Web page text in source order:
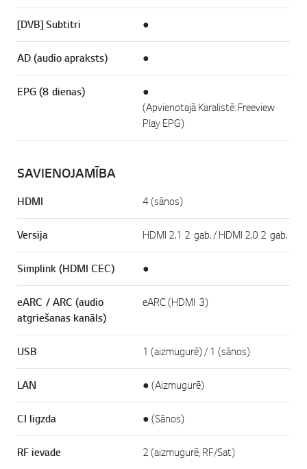
[DVB] Subtitri ●
AD (audio apraksts) ●
EPG (8 dienas)
●
(Apvienotajā Karalistē: Freeview
Play EPG)
SAVIENOJAMĪBA
HDMI 4 (sānos)
Versija HDMI 2.1 2 gab. / HDMI 2.0 2 gab.
Simplink (HDMI CEC) ●
eARC / ARC (audio
atgriešanas kanāls)
eARC (HDMI 3)
USB 1 (aizmugurē) / 1 (sānos)
LAN ● (Aizmugurē)
CI ligzda ● (Sānos)
RF ievade 2 (aizmugurē, RF/Sat)